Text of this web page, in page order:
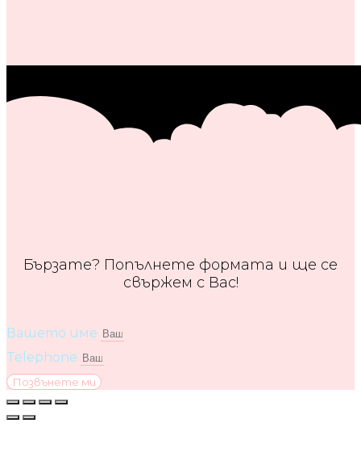
Бързате? Попълнете формата и ще се
свържем с Вас!
Вашето име
Telephone
Позвънете ми